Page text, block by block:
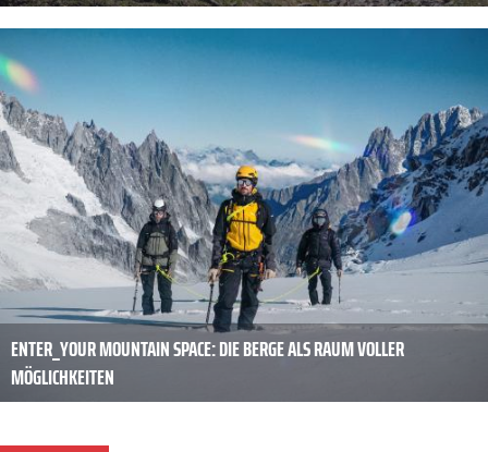
ENTER_YOUR MOUNTAIN SPACE: DIE BERGE ALS RAUM VOLLER
MÖGLICHKEITEN